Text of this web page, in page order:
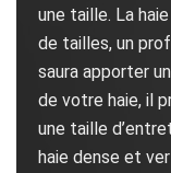
une taille. La
de tailles, un
saura apporter
de votre haie, il
une taille
haie dense et